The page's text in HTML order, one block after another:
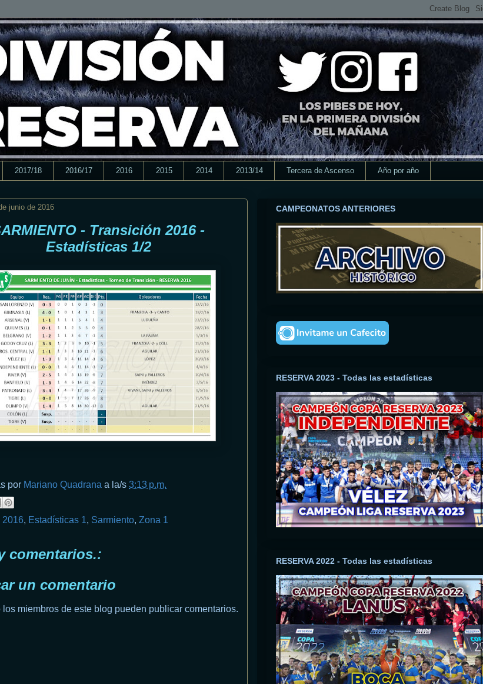
2017/18 2016/17 2016 2015 2014 2013/14 Tercera de Ascenso Año por año
junio de 2016
- Transición 2016 -
Estadísticas 1/2
por Mariano Quadrana a la/s 3:13 p.m.
2016, Estadísticas 1, Sarmiento, Zona 1
comentarios.:
un comentario
los miembros de este blog pueden publicar comentarios.
CAMPEONATOS ANTERIORES
RESERVA 2023 - Todas las estadísticas
RESERVA 2022 - Todas las estadísticas